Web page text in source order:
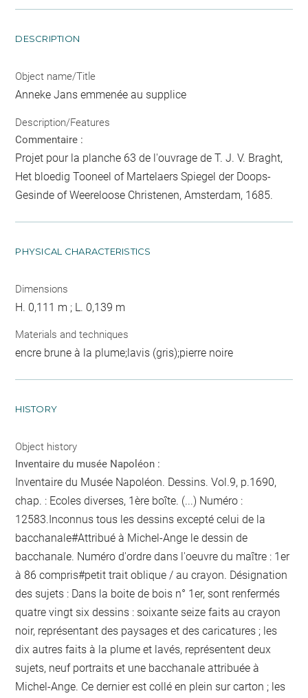
DESCRIPTION
Object name/Title
Anneke Jans emmenée au supplice
Description/Features
Commentaire :
Projet pour la planche 63 de l'ouvrage de T. J. V. Braght,
Het bloedig Tooneel of Martelaers Spiegel der Doops-
Gesinde of Weereloose Christenen, Amsterdam, 1685.
PHYSICAL CHARACTERISTICS
Dimensions
H. 0,111 m ; L. 0,139 m
Materials and techniques
encre brune à la plume;lavis (gris);pierre noire
HISTORY
Object history
Inventaire du musée Napoléon :
Inventaire du Musée Napoléon. Dessins. Vol.9, p.1690,
chap. : Ecoles diverses, 1ère boîte. (...) Numéro :
12583.Inconnustous les dessins excepté celui de la
bacchanale#Attribué à Michel-Ange le dessin de
bacchanale. Numéro d'ordre dans l'oeuvre du maître : 1er
à 86 compris#petit trait oblique / au crayon. Désignation
des sujets : Dans la boite de bois n° 1er, sont renfermés
quatre vingt six dessins : soixante seize faits au crayon
noir, représentant des paysages et des caricatures ; les
dix autres faits à la plume et lavés, représentent deux
sujets, neuf portraits et une bacchanale attribuée à
Michel-Ange. Ce dernier est collé en plein sur carton ; les